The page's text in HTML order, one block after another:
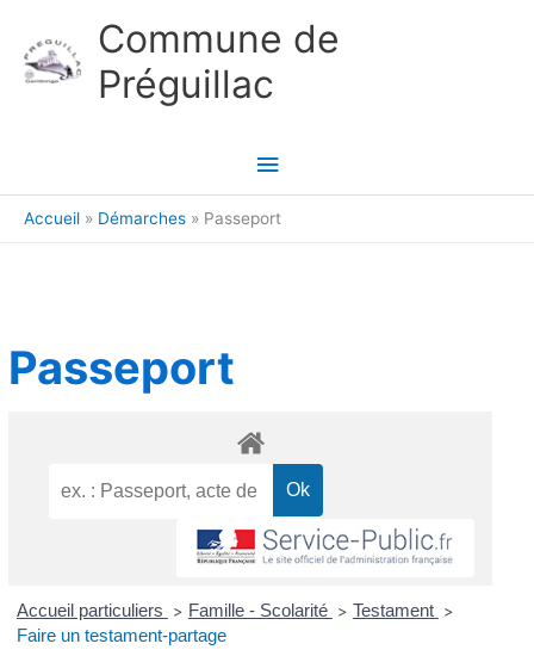
Commune de
Préguillac
Menu
principal
Accueil Démarches Passeport
Passeport
Accueil particuliers > Famille - Scolarité > Testament >
Faire un testament-partage